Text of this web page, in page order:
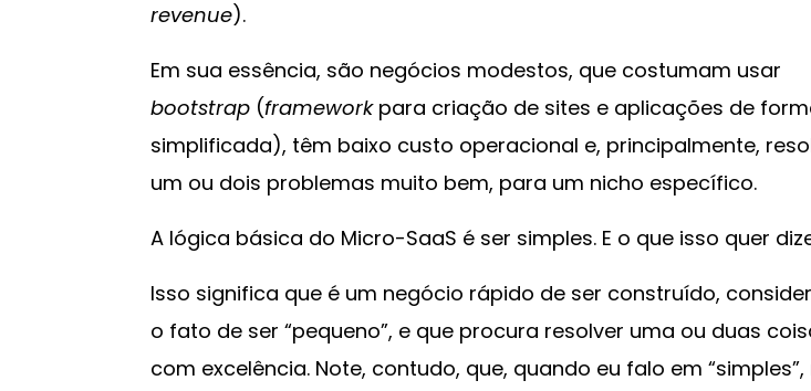
revenue).
Em sua essência, são negócios modestos, que costumam usar
bootstrap (frameworkpara criação de sites e aplicações de
simplificada), têm baixo custo operacional e, principalmente,
um ou dois problemas muito bem, para um nicho específico.
A lógica básica do Micro-SaaS é ser simples. E o que isso quer
Isso significa que é um negócio rápido de ser construído,
o fato de ser “pequeno”, e que procura resolver uma ou duas
com excelência. Note, contudo, que, quando eu falo em “simples”,